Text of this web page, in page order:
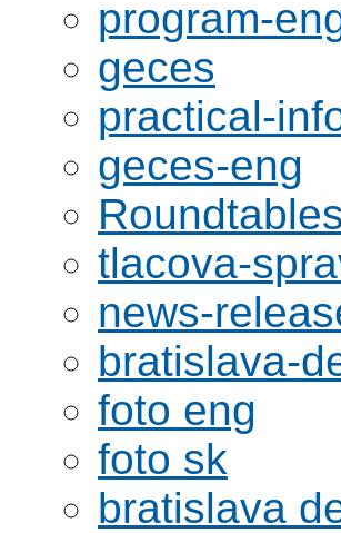
program-
geces
practical-
geces-eng
tlacova-
news-
bratislava-
foto eng
foto sk
bratislava